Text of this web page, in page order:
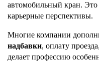
автомобильный кран. Это
карьерные перспективы.
Многие компании
надбавки, оплату
делает профессию